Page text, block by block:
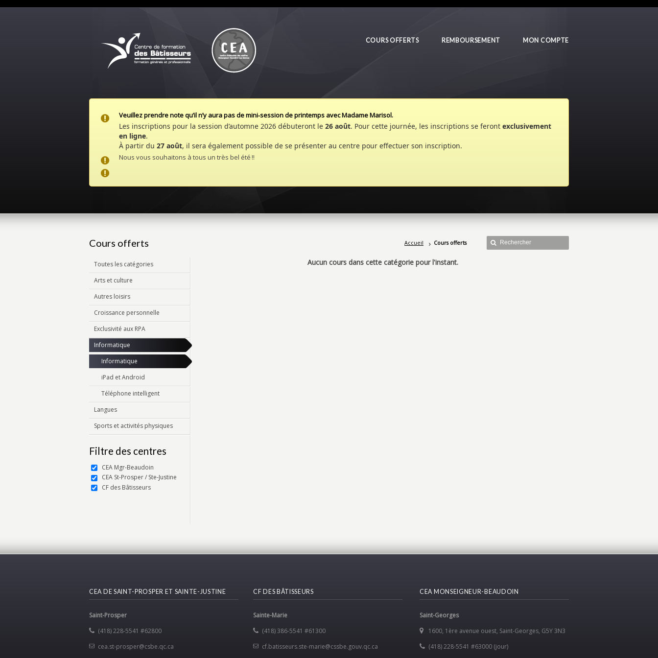
COURS OFFERTS REMBOURSEMENT MON COMPTE
Veuillez prendre note qu’il n’y aura pas de mini‑session de printemps avec Madame Marisol.
Les inscriptions pour la session d’automne 2026 débuteront le 26 août. Pour cette journée, les inscriptions se feront exclusivement
en ligne.
À partir du 27 août, il sera également possible de se présenter au centre pour effectuer son inscription.
Nous vous souhaitons à tous un très bel été !!
Cours offerts Accueil Cours offerts
Toutes les catégories
Arts et culture
Autres loisirs
Croissance personnelle
Exclusivité aux RPA
Informatique
Informatique
iPad et Android
Téléphone intelligent
Langues
Sports et activités physiques
Filtre des centres
CEA Mgr-Beaudoin
CEA St-Prosper / Ste-Justine
CF des Bâtisseurs
Aucun cours dans cette catégorie pour l'instant.
CEA DE SAINT-PROSPER ET SAINTE-JUSTINE
Saint-Prosper
(418) 228-5541 #62800
cea.st-prosper@csbe.qc.ca
CF DES BÂTISSEURS
Sainte-Marie
(418) 386-5541 #61300
cf.batisseurs.ste-marie@cssbe.gouv.qc.ca
CEA MONSEIGNEUR-BEAUDOIN
Saint-Georges
1600, 1 ère avenue ouest, Saint-Georges, G5Y 3N3
(418) 228-5541 #63000 (jour)